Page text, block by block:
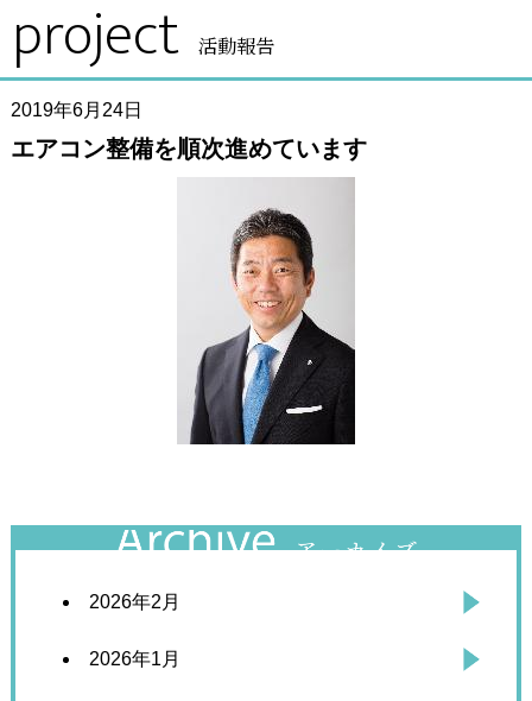
project 活動報告
2019年6月24日
エアコン整備を順次進めています
2026年2月
2026年1月